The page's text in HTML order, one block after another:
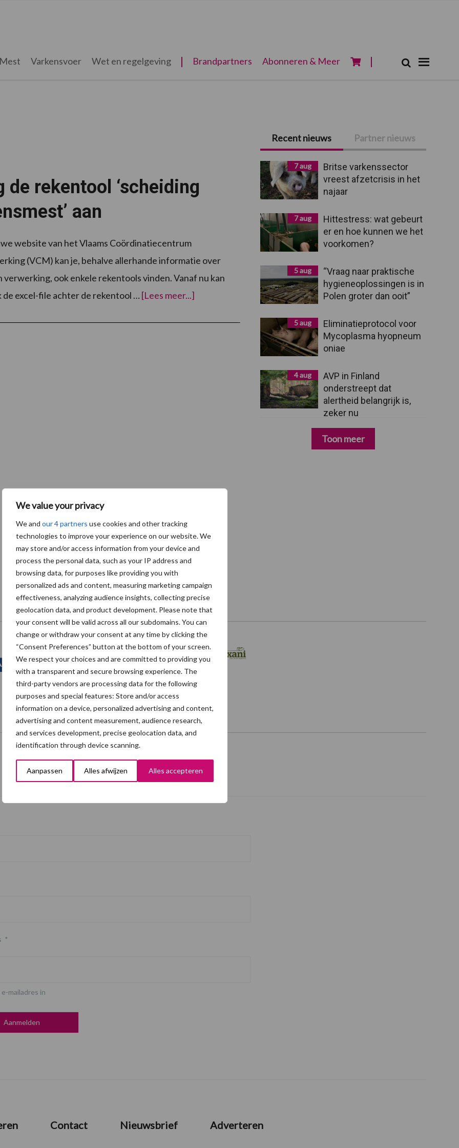
We value your privacy
We and our 4 partners use cookies and other tracking
technologies to improve your experience on our website. We
may store and/or access information from your device and
process the personal data, such as your IP address and
browsing data, for purposes like providing you with
personalized ads and content, measuring marketing campaign
effectiveness, analyzing audience insights, collecting precise
geolocation data, and product development. Please note that
your consent will be valid across all our subdomains. You can
change or withdraw your consent at any time by clicking the
“Consent Preferences” button at the bottom of your screen.
We respect your choices and are committed to providing you
with a transparent and secure browsing experience. The
third-party vendors are processing data for the following
purposes and special features: Store and/or access
information on a device, personalized advertising and content,
advertising and content measurement, audience research,
and services development, precise geolocation data, and
identification through device scanning.
Aanpassen Alles afwijzen Alles accepteren
Mest Varkensvoer Wet en regelgeving Brandpartners Abonneren & Meer Zoek
de rekentool ‘scheiding
aan
website van het Vlaams Coördinatiecentrum
(VCM) kan je, behalve allerhande informatie over
verwerking, ook enkele rekentools vinden. Vanaf nu kan
de excel-file achter de rekentool … [Lees meer...]overVraag
de
Primaire
Sidebar
Recent nieuws Partner nieuws
7 aug
Britse varkenssector
vreest afzetcrisis in het
najaar
7 aug
Hittestress: wat gebeurt
er en hoe kunnen we het
voorkomen?
5 aug
“Vraag naar praktische
hygieneoplossingen is in
Polen groter dan ooit”
5 aug
Eliminatieprotocol voor
Mycoplasma hyopneum
oniae
4 aug
AVP in Finland
onderstreept dat
alertheid belangrijk is,
zeker nu
Toon meer
Onze brandpartners
Schrijf u in voor onze nieuwsbrief
*
mailadres in
Contact Nieuwsbrief Adverteren